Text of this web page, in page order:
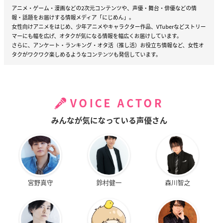
アニメ・ゲーム・漫画などの2次元コンテンツや、声優・舞台・俳優などの情
報・話題をお届けする情報メディア「にじめん」。
女性向けアニメをはじめ、少年アニメやキャラクター作品、VTuberなどストリー
マーにも幅を広げ、オタクが気になる情報を幅広くお届けしています。
さらに、アンケート・ランキング・オタ活（推し活）お役立ち情報など、女性オ
タクがワクワク楽しめるようなコンテンツも発信しています。
VOICE ACTOR
みんなが気になっている声優さん
宮野真守 鈴村健一 森川智之